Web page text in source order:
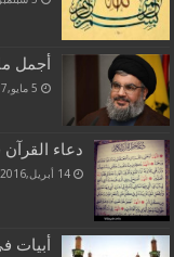
أجمل
5 مايو,2017
دعاء القرآن
14 أبريل,2016
أبيات